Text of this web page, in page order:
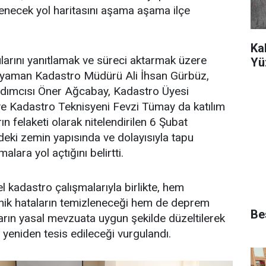
yol haritasını aşama aşama ilçe
yanıtlamak ve süreci aktarmak üzere
Kadastro Müdürü Ali İhsan Gürbüz,
Öner Ağcabay, Kadastro Üyesi
Kadastro Teknisyeni Fevzi Tümay da katılım
felaketi olarak nitelendirilen 6 Şubat
zemin yapısında ve dolayısıyla tapu
yol açtığını belirtti.
kadastro çalışmalarıyla birlikte, hem
hataların temizleneceği hem de deprem
yasal mevzuata uygun şekilde düzeltilerek
tesis edileceği vurgulandı.